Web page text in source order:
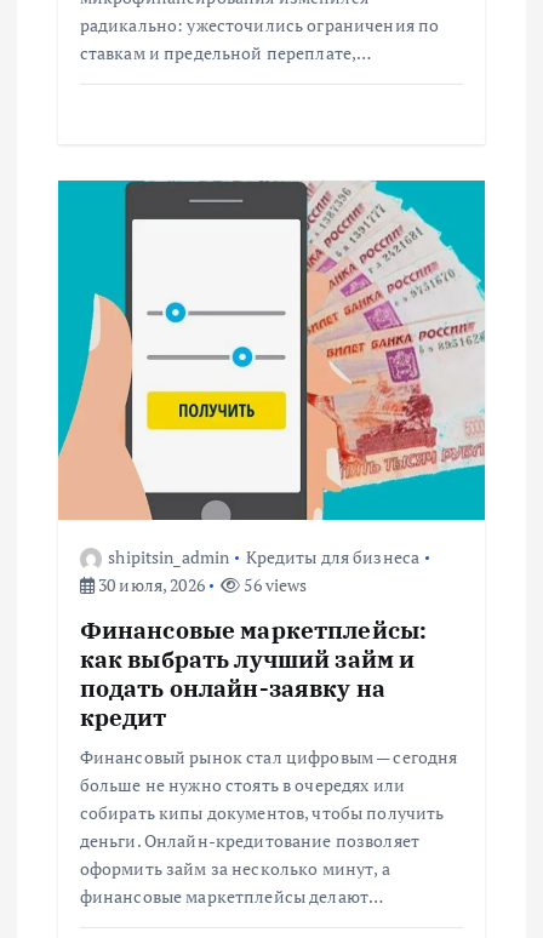
радикально: ужесточились ограничения по
ставкам и предельной переплате,…
shipitsin_admin
Кредиты для бизнеса
30 июля, 2026
56 views
Финансовые маркетплейсы:
как выбрать лучший займ и
подать онлайн-заявку на
кредит
Финансовый рынок стал цифровым — сегодня
больше не нужно стоять в очередях или
собирать кипы документов, чтобы получить
деньги. Онлайн-кредитование позволяет
оформить займ за несколько минут, а
финансовые маркетплейсы делают…